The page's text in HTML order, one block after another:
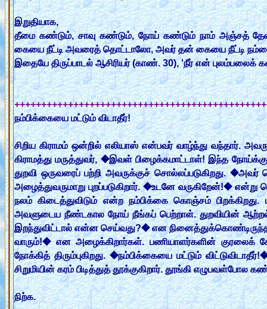
இறுதியாக,
தீமை கண்டும், சாவு கண்டும், நோய் கண்டும் நாம் அஞ்சத்
கையை நீட்டி அவரைத் தொட்டாலோ, அவர் தன் கையை நீட்டி
இதையே திருப்பாடல் ஆசிரியர் (காண். 30), 'நீர் என் புலம்பலைக்
நம்பிக்கையை மட்டும் விடாதீர்!
சிறிய கிராமம் ஒன்றில் எலியாஸ் என்பவர் வாழ்ந்து வந்தார்.
கிராமத்து மருத்துவர், �இவள் பிழைக்கமாட்டாள்! இந்த
துறவி ஒருவரைப் பற்றி அவருக்குச் சொல்லப்படுகிறது.
அழைத்துவருமாறு புறப்படுகிறார். �உடனே வருகிறேன்!�
நலம் கிடைத்துவிடும் என்ற நம்பிக்கை கொஞ்சம்
அவளுடைய நீண்டகால நோய் நீங்கப் பெற்றாள். துறவியின் ஆற்றல்
இறந்துவிட்டால் என்ன செய்வது?� என நினைத்துக்கொண்டிருந்த
வாரும்!� என அழைக்கிறார்கள். பணியாளர்களின் குரலைக்
நோக்கித் திரும்புகிறது. �நம்பிக்கையை மட்டும்
சிறுமியின் கரம் பிடித்துத் தூக்குகிறார். தூங்கி
நிற்க.